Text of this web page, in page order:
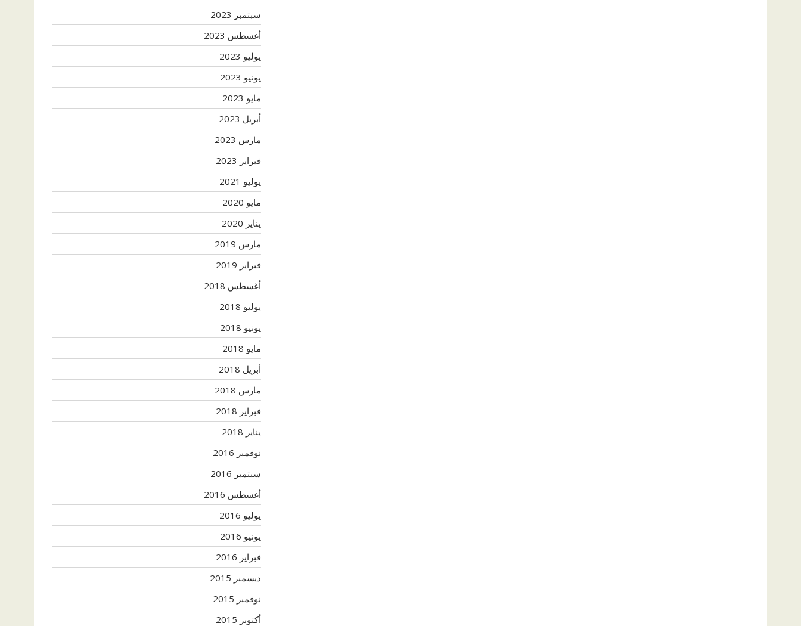
سبتمبر 2023
أغسطس 2023
يوليو 2023
يونيو 2023
مايو 2023
أبريل 2023
مارس 2023
فبراير 2023
يوليو 2021
مايو 2020
يناير 2020
مارس 2019
فبراير 2019
أغسطس 2018
يوليو 2018
يونيو 2018
مايو 2018
أبريل 2018
مارس 2018
فبراير 2018
يناير 2018
نوفمبر 2016
سبتمبر 2016
أغسطس 2016
يوليو 2016
يونيو 2016
فبراير 2016
ديسمبر 2015
نوفمبر 2015
أكتوبر 2015